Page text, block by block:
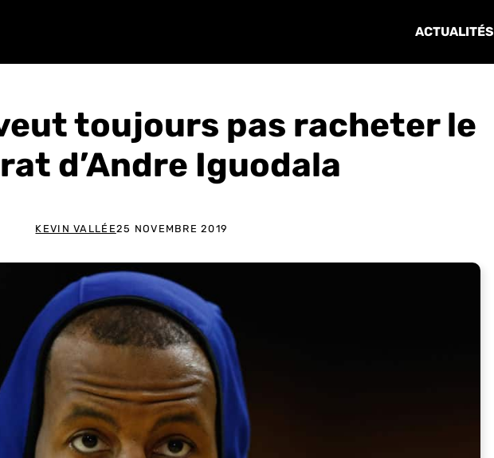
ACTUALITÉS
toujours pas racheter le
d’Andre Iguodala
KEVIN VALLÉE25 NOVEMBRE 2019